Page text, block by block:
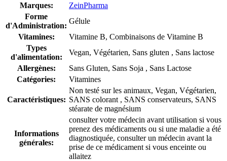
Marques:
ZeinPharma
Forme
d'Administration:
Gélule
Vitamines:
Vitamine B, Combinaisons de Vitamine B
Types
d'alimentation:
Vegan, Végétarien, Sans gluten , Sans lactose
Allergènes:
Sans Gluten, Sans Soja , Sans Lactose
Catégories:
Vitamines
Caractéristiques:
Non testé sur les animaux, Vegan, Végétarien,
SANS colorant , SANS conservateurs, SANS
stéarate de magnésium
Informations
générales:
consulter votre médecin avant utilisation si vous
prenez des médicaments ou si une maladie a été
diagnostiquée, consulter un médecin avant la
prise de ce médicament si vous enceinte ou
allaitez